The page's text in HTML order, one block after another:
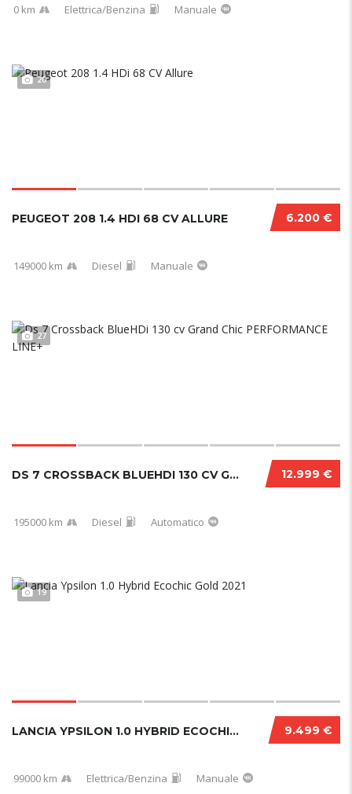
0 km Elettrica/Benzina Manuale
20
6.200 €
PEUGEOT 208 1.4 HDI 68 CV ALLURE
149000 km Diesel Manuale
27
12.999 €
DS 7 CROSSBACK BLUEHDI 130 CV GRAND CHIC PER...
195000 km Diesel Automatico
19
9.499 €
LANCIA YPSILON 1.0 HYBRID ECOCHIC GOLD 2021....
99000 km Elettrica/Benzina Manuale